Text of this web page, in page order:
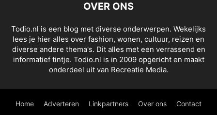
OVER ONS
Todio.nl is een blog met diverse onderwerpen. Wekelijks
lees je hier alles over fashion, wonen, cultuur, reizen en
diverse andere thema's. Dit alles met een verrassend en
informatief tintje. Todio.nl is in 2009 opgericht en maakt
onderdeel uit van Recreatie Media.
Home Adverteren Linkpartners Over ons Contact